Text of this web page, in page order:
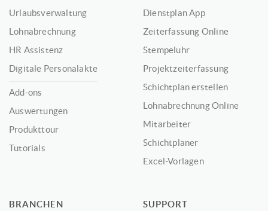
Urlaubsverwaltung
Lohnabrechnung
HR Assistenz
Digitale Personalakte
Add-ons
Auswertungen
Produkttour
Tutorials
Dienstplan App
Zeiterfassung Online
Stempeluhr
Projektzeiterfassung
Schichtplan erstellen
Lohnabrechnung Online
Mitarbeiter
Schichtplaner
Excel-Vorlagen
BRANCHEN
SUPPORT